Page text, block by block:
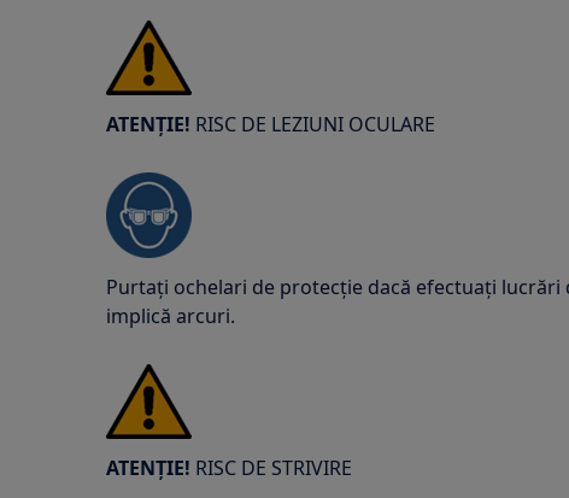
ATENȚIE! RISC DE LEZIUNI OCULARE
Purtați ochelari de protecție dacă efectuați
implică arcuri.
ATENȚIE! RISC DE STRIVIRE